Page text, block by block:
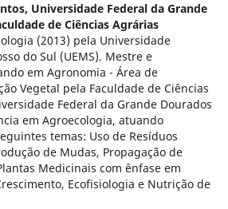
Universidade Federal da Grande
de Ciências Agrárias
(2013) pela Universidade
do Sul (UEMS). Mestre e
em Agronomia - Área de
Vegetal pela Faculdade de Ciências
Federal da Grande Dourados
em Agroecologia, atuando
temas: Uso de Resíduos
de Mudas, Propagação de
Medicinais com ênfase em
Ecofisiologia e Nutrição de